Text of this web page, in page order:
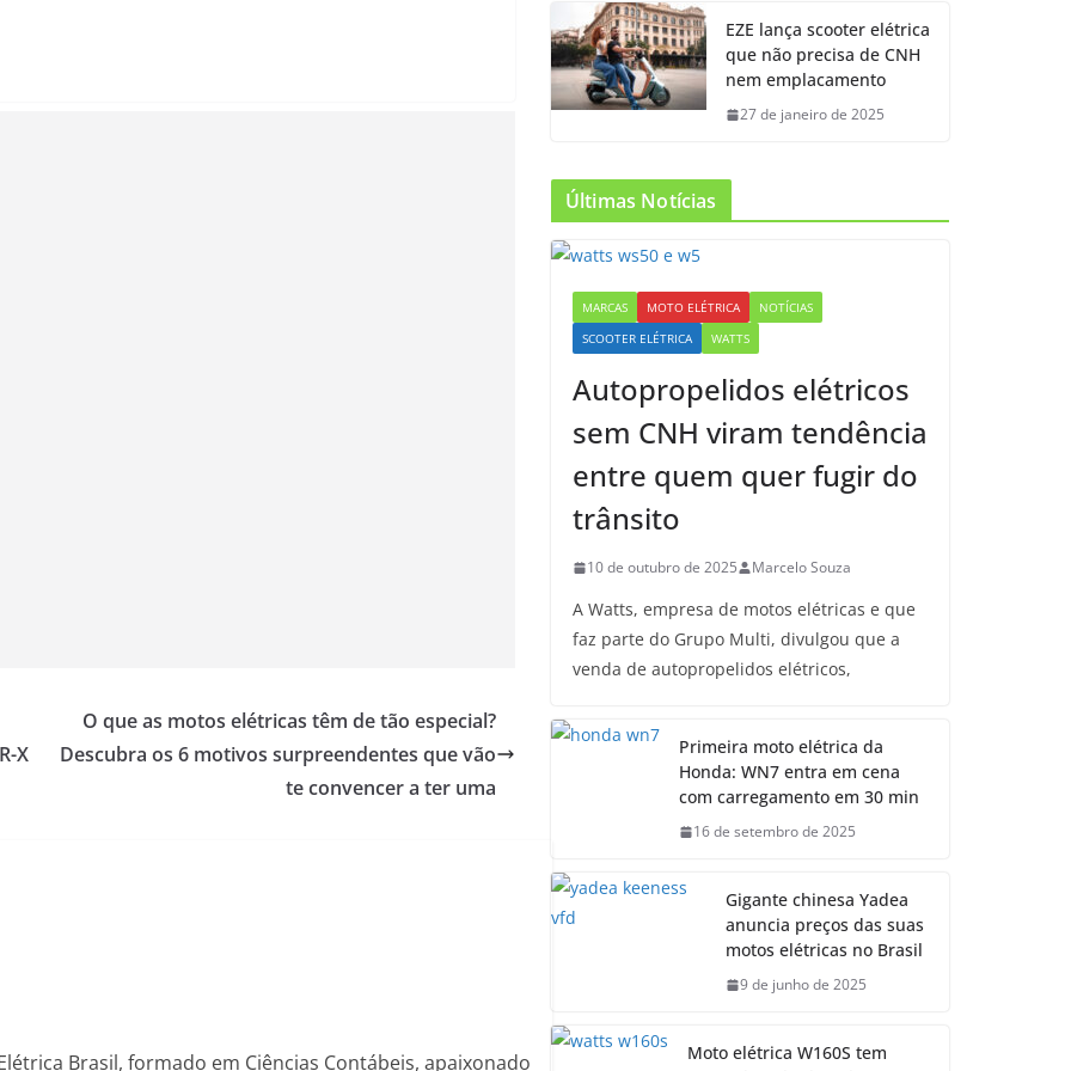
X
O que as motos elétricas têm de tão especial?
Descubra os 6 motivos surpreendentes que vão
te convencer a ter uma
Brasil, formado em Ciências Contábeis, apaixonado
EZE lança scooter elétrica
que não precisa de CNH
nem emplacamento
27 de janeiro de 2025
Últimas Notícias
MARCAS MOTO ELÉTRICA
NOTÍCIAS
SCOOTER ELÉTRICA
WATTS
Autopropelidos elétricos
sem CNH viram tendência
entre quem quer fugir do
trânsito
10 de outubro de 2025 Marcelo Souza
A Watts, empresa de motos elétricas e que
faz parte do Grupo Multi, divulgou que a
venda de autopropelidos elétricos,
Primeira moto elétrica da
Honda: WN7 entra em cena
com carregamento em 30 min
16 de setembro de 2025
Gigante chinesa Yadea
anuncia preços das suas
motos elétricas no Brasil
9 de junho de 2025
Moto elétrica W160S tem